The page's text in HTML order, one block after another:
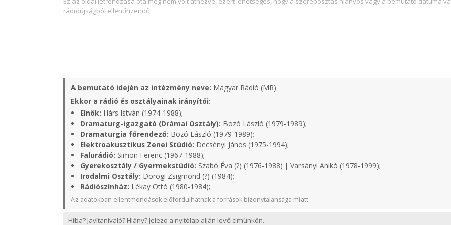
rádióújságból ellenőrizendő.
A bemutató idején az intézmény neve: Magyar Rádió (MR)
Ekkor a rádió és osztályainak irányítói:
Elnök: Hárs István (1974-1988);
Dramaturg-igazgató (Drámai Osztály): Bozó László (1979-1989);
Dramaturgia főrendező: Bozó László (1979-1989);
Elektroakusztikus Zenei Stúdió: Decsényi János (1975-1994);
Falurádió: Simon Ferenc (1967-1988);
Gyerekosztály / Gyermekstúdió: Szabó Éva (?) (1976-1988) | Varsányi Anikó (1978-1999);
Irodalmi Osztály: Dorogi Zsigmond (?) (1984);
Rádiószínház: Lékay Ottó (1980-1984);
Az adatokban ellentmondások előfordulhatnak a források bizonytalansága miatt.
Hiba? Javítanivaló? Hiány? Jelezd a nyitólap alján levő címünkön.